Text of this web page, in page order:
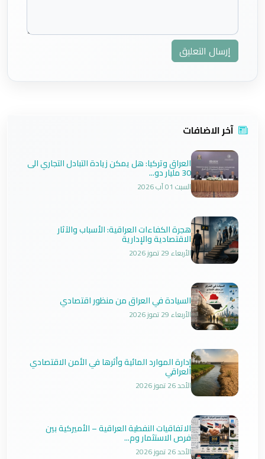
إرسال التعليق
آخر الاضافات
العراق وتركيا: هل يمكن زيادة التبادل التجاري الى
30 مليار دو...
السبت 01 آب 2026
هجرة الكفاءات العراقية: الأسباب والآثار
الاقتصادية والإدارية
الأربعاء 29 تموز 2026
السيادة في العراق من منظور اقتصادي
الأربعاء 29 تموز 2026
إدارة الموارد المائية وأثرها في الأمن الاقتصادي
العراقي
الأحد 26 تموز 2026
الاتفاقيات النفطية العراقية – الأميركية بين
فرص الاستثمار وم...
الأحد 26 تموز 2026